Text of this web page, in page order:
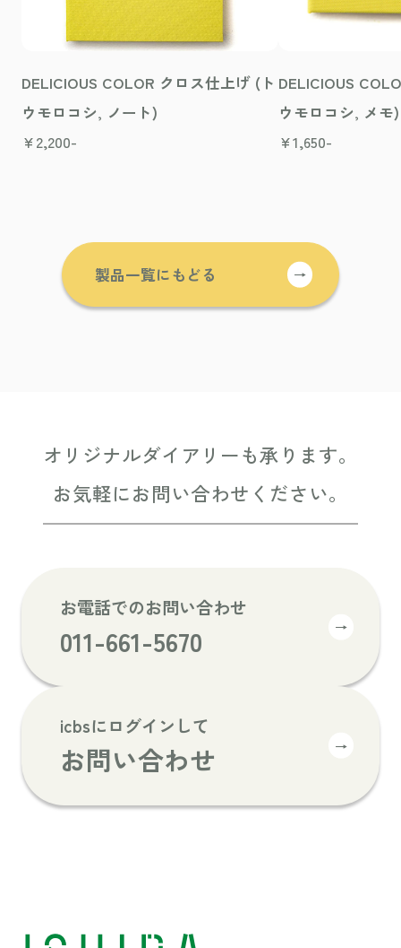
DELICIOUS COLOR クロス仕上げ (ト
ウモロコシ, ノート)
¥2,200-
DELICIOUS
ウモロコシ, メモ)
¥1,650-
製品一覧にもどる →
オリジナルダイアリーも承ります。
お気軽にお問い合わせください。
お電話でのお問い合わせ
011-661-5670 →
icbsにログインして
お問い合わせ →